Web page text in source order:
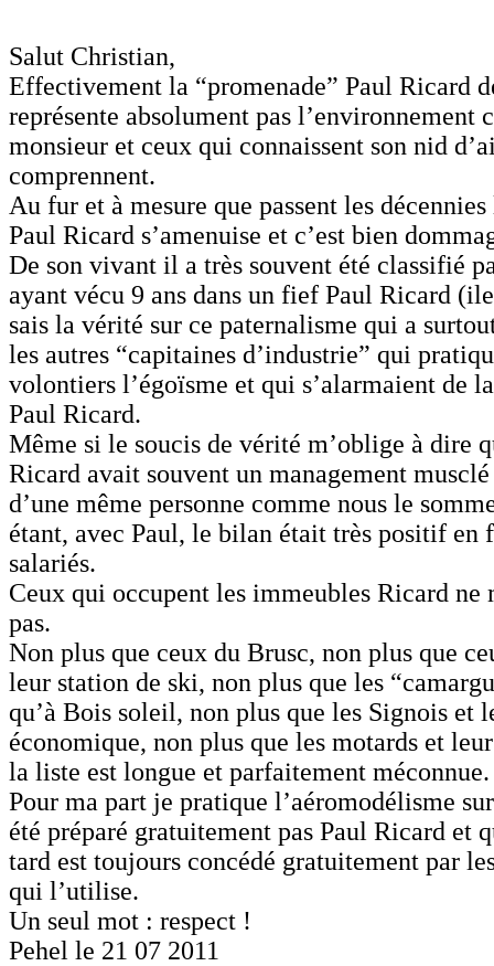
Salut Christian,
Effectivement la “promenade” Paul Ricard
représente absolument pas l’environnement
monsieur et ceux qui connaissent son nid
comprennent.
Au fur et à mesure que passent les
Paul Ricard s’amenuise et c’est bien
De son vivant il a très souvent été classifié
ayant vécu 9 ans dans un fief Paul Ricard
sais la vérité sur ce paternalisme qui a
les autres “capitaines d’industrie” qui
volontiers l’égoïsme et qui s’alarmaient de
Paul Ricard.
Même si le soucis de vérité m’oblige à dire
Ricard avait souvent un management
d’une même personne comme nous le
étant, avec Paul, le bilan était très positif en
salariés.
Ceux qui occupent les immeubles Ricard ne
pas.
Non plus que ceux du Brusc, non plus que
leur station de ski, non plus que les
qu’à Bois soleil, non plus que les Signois et
économique, non plus que les motards et
la liste est longue et parfaitement méconnue.
Pour ma part je pratique l’aéromodélisme
été préparé gratuitement pas Paul Ricard et
tard est toujours concédé gratuitement par
qui l’utilise.
Un seul mot : respect !
Pehel le 21 07 2011